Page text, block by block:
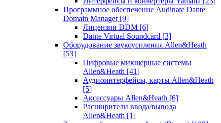
Программное обеспечение Audinate Dante
Domain Manager [9]
Лицензии DDM [6]
Dante Virtual Soundcard [3]
Оборудование звукоусиления Allen&Heath
[53]
Цифровые микшерные системы
Allen&Heath [41]
Аудиоинтерфейсы, карты Allen&Heath
[5]
Аксессуары Allen&Heath [6]
Расширители ввода/вывода
Allen&Heath [1]